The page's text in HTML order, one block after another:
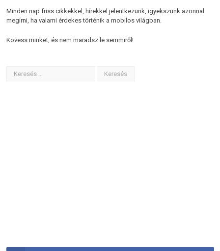
Minden nap friss cikkekkel, hírekkel jelentkezünk, igyekszünk azonnal
megírni, ha valami érdekes történik a mobilos világban.
Kövess minket, és nem maradsz le semmiről!